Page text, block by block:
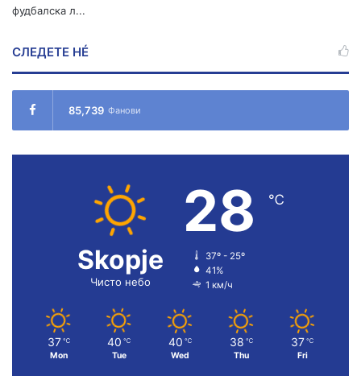
фудбалска л...
СЛЕДЕТЕ НÉ
85,739 Фанови
Skopje
Чисто небо
28 ℃
37º - 25º
41%
1 км/ч
37 ℃
Mon
40 ℃
Tue
40 ℃
Wed
38 ℃
Thu
37 ℃
Fri